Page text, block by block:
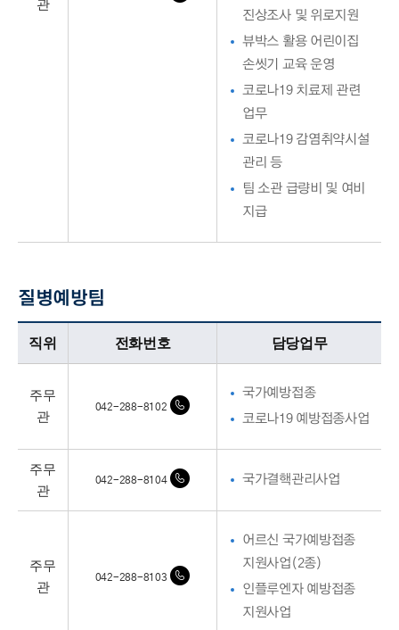
관
진상조사 및 위로지원
뷰박스 활용 어린이집
손씻기 교육 운영
코로나19 치료제 관련
업무
코로나19 감염취약시설
관리 등
팀 소관 급량비 및 여비
지급
질병예방팀
질병예방팀업무담당자의 정보로 직위, 전화번호, 담당업무를 안내하고 있습니다
직위 전화번호 담당업무
주무
관
042-288-8102
국가예방접종
코로나19 예방접종사업
주무
관
042-288-8104 국가결핵관리사업
주무
관
042-288-8103
어르신 국가예방접종
지원사업(2종)
인플루엔자 예방접종
지원사업